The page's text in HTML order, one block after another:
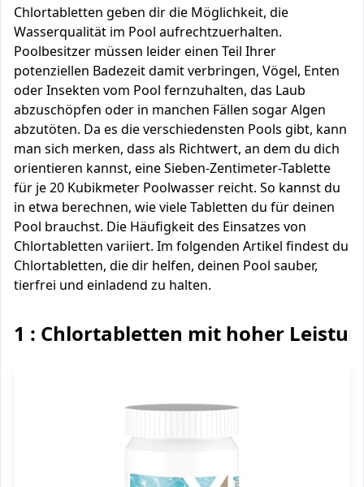
Chlortabletten geben dir die Möglichkeit, die
Wasserqualität im Pool aufrechtzuerhalten.
Poolbesitzer müssen leider einen Teil Ihrer
potenziellen Badezeit damit verbringen, Vögel, Enten
oder Insekten vom Pool fernzuhalten, das Laub
abzuschöpfen oder in manchen Fällen sogar Algen
abzutöten. Da es die verschiedensten Pools gibt, kann
man sich merken, dass als Richtwert, an dem du dich
orientieren kannst, eine Sieben-Zentimeter-Tablette
für je 20 Kubikmeter Poolwasser reicht. So kannst du
in etwa berechnen, wie viele Tabletten du für deinen
Pool brauchst. Die Häufigkeit des Einsatzes von
Chlortabletten variiert. Im folgenden Artikel findest du
Chlortabletten, die dir helfen, deinen Pool sauber,
tierfrei und einladend zu halten.
1 : Chlortabletten mit hoher